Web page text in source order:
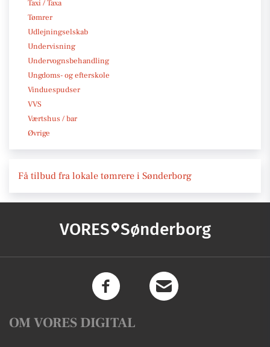
Taxi / Taxa
Tømrer
Udlejningselskab
Undervisning
Undervognsbehandling
Ungdoms- og efterskole
Vinduespudser
VVS
Værtshus / bar
Øvrige
Få tilbud fra lokale tømrere i Sønderborg
VORES Sønderborg
OM VORES DIGITAL